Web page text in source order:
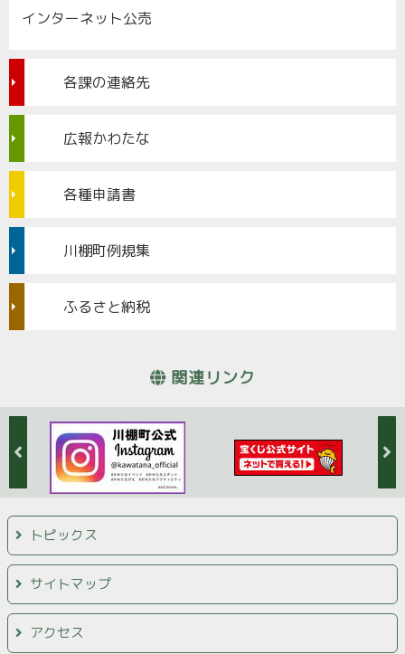
インターネット公売
各課の連絡先
広報かわたな
各種申請書
川棚町例規集
ふるさと納税
関連リンク
トピックス
サイトマップ
アクセス